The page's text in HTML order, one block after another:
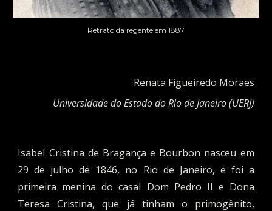
Retrato da regente em 1887
Renata Figueiredo Moraes
Universidade do Estado do Rio de Janeiro (UERJ)
Isabel Cristina de Bragança e Bourbon nasceu em
29 de julho de 1846, no Rio de Janeiro, e foi a
primeira menina do casal Dom Pedro II e Dona
Teresa Cristina, que já tinham o primogênito,